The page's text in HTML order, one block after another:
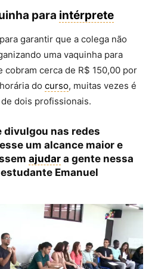
para intérprete
garantir que a colega não
uma vaquinha para
cerca de R$ 150,00 por
do curso, muitas vezes é
dois profissionais.
divulgou nas redes
um alcance maior e
ajudara gente nessa
Emanuel